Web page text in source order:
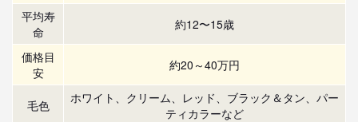
平均寿
命
約12〜15歳
価格目
安
約20～40万円
毛色
ホワイト、クリーム、レッド、ブラック＆タン、パー
ティカラーなど